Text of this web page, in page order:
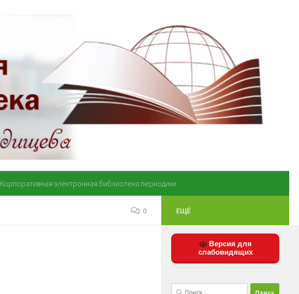
Корпоративная электронная библиотека периодики
0 ЕЩЁ
Версия для
слабовидящих
Найти: